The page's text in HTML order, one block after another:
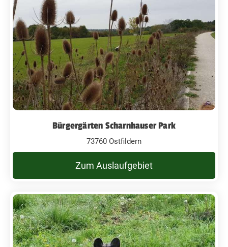
Bürgergärten Scharnhauser Park
73760 Ostfildern
Zum Auslaufgebiet